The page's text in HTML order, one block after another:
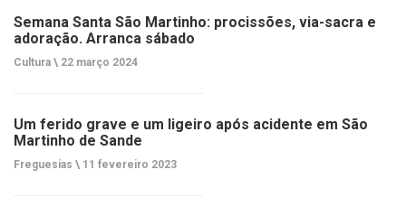
Semana Santa São Martinho: procissões, via-sacra e
adoração. Arranca sábado
Cultura \ 22 março 2024
Um ferido grave e um ligeiro após acidente em São
Martinho de Sande
Freguesias \ 11 fevereiro 2023